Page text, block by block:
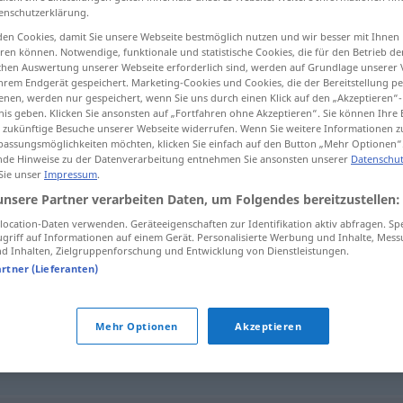
herankommen
Cookies, damit Sie unsere Webseite bestmöglich nutzen und wir besser mit Ihnen
können. Notwendige, funktionale und statistische Cookies, die für den Betrieb
Auswertung unserer Webseite erforderlich sind, werden auf Grundlage unserer
Endgerät gespeichert. Marketing-Cookies und Cookies, die der Bereitstellung
werden nur gespeichert, wenn Sie uns durch einen Klick auf den
geben. Klicken Sie ansonsten auf „Fortfahren ohne Akzeptieren“. Sie können
Besuche unserer Webseite widerrufen. Wenn Sie weitere Informationen
möchten, klicken Sie einfach auf den Button „Mehr
Hinweise zu der Datenverarbeitung entnehmen Sie ansonsten unserer
unser Impressum.
Partner verarbeiten Daten, um Folgendes bereitzustellen:
Daten verwenden. Geräteeigenschaften zur Identifikation aktiv abfragen.
auf Informationen auf einem Gerät. Personalisierte Werbung und Inhalte,
Inhalten, Zielgruppenforschung und Entwicklung von Dienstleistungen.
(Lieferanten)
Mehr Optionen Akzeptieren